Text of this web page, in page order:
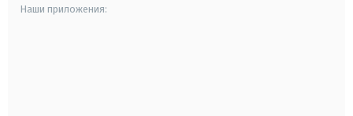
Наши приложения: